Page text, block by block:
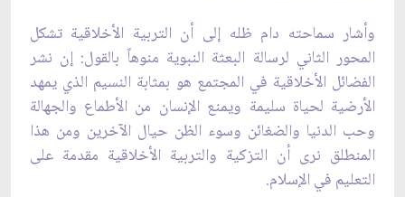
وأشار سماحته دام ظله إلى أن التربية الأخلاقية تشكل
المحور الثاني لرسالة البعثة النبوية منوهاً بالقول: إن نشر
الفضائل الأخلاقية في المجتمع هو بمثابة النسيم الذي يمهد
الأرضية لحياة سليمة ويمنع الإنسان من الأطماع والجهالة
وحب الدنيا والضغائن وسوء الظن حيال الآخرين ومن هذا
المنطلق نرى أن التزكية والتربية الأخلاقية مقدمة على
التعليم في الإسلام.